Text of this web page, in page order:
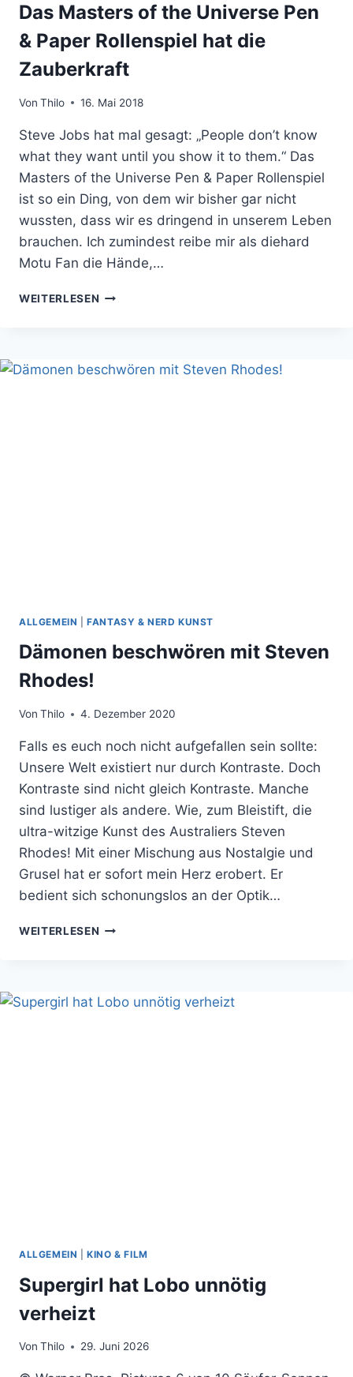
Das Masters of the Universe Pen
& Paper Rollenspiel hat die
Zauberkraft
Von Thilo 16. Mai 2018
Steve Jobs hat mal gesagt: „People don’t know
what they want until you show it to them.“ Das
Masters of the Universe Pen & Paper Rollenspiel
ist so ein Ding, von dem wir bisher gar nicht
wussten, dass wir es dringend in unserem Leben
brauchen. Ich zumindest reibe mir als diehard
Motu Fan die Hände,…
WEITERLESEN DAS
PEN
ALLGEMEIN |FANTASY & NERD KUNST
Dämonen beschwören mit Steven
Rhodes!
Von Thilo 4. Dezember 2020
Falls es euch noch nicht aufgefallen sein sollte:
Unsere Welt existiert nur durch Kontraste. Doch
Kontraste sind nicht gleich Kontraste. Manche
sind lustiger als andere. Wie, zum Bleistift, die
ultra-witzige Kunst des Australiers Steven
Rhodes! Mit einer Mischung aus Nostalgie und
Grusel hat er sofort mein Herz erobert. Er
bedient sich schonungslos an der Optik…
WEITERLESEN DÄMONEN
ALLGEMEIN |KINO & FILM
Supergirl hat Lobo unnötig
verheizt
Von Thilo 29. Juni 2026